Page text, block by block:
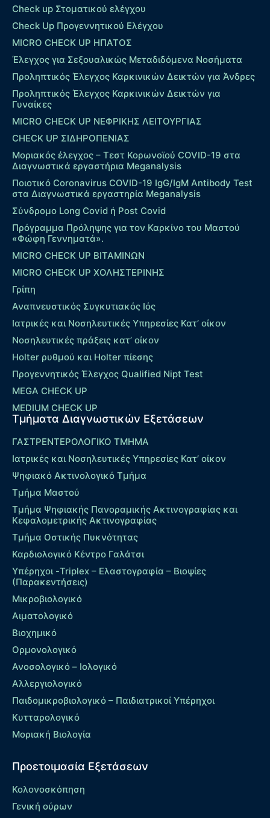
Check up Στοματικού ελέγχου
Check Up Προγεννητικού Ελέγχου
MICRO CHECK UP HΠΑΤΟΣ
Έλεγχος για Σεξουαλικώς Μεταδιδόμενα Νοσήματα
Προληπτικός Έλεγχος Καρκινικών Δεικτών για Άνδρες
Προληπτικός Έλεγχος Καρκινικών Δεικτών για
Γυναίκες
MICRO CHECK UP ΝΕΦΡΙΚΗΣ ΛΕΙΤΟΥΡΓΙΑΣ
CHECK UP ΣΙΔΗΡΟΠΕΝΙΑΣ
Μοριακός έλεγχος – Τεστ Κορωνοϊού COVID-19 στα
Διαγνωστικά εργαστήρια Meganalysis
Ποιοτικό Coronavirus COVID-19 IgG/IgM Antibody Test
στα Διαγνωστικά εργαστηρία Meganalysis
Σύνδρομο Long Covid ή Post Covid
Πρόγραμμα Πρόληψης για τον Καρκίνο του Μαστού
«Φώφη Γεννηματά».
MICRO CHECK UP ΒΙΤΑΜΙΝΩΝ
MICRO CHECK UP ΧΟΛΗΣΤΕΡΙΝΗΣ
Γρίπη
Αναπνευστικός Συγκυτιακός Ιός
Ιατρικές και Νοσηλευτικές Υπηρεσίες Κατ’ οίκον
Νοσηλευτικές πράξεις κατ’ οίκον
Holter ρυθμού και Holter πίεσης
Προγεννητικός Έλεγχος Qualified Nipt Test
MEGA CHECK UP
MEDIUM CHECK UP
Τμήματα Διαγνωστικών Εξετάσεων
ΓΑΣΤΡΕΝΤΕΡΟΛΟΓΙΚΟ ΤΜΗΜΑ
Ιατρικές και Νοσηλευτικές Υπηρεσίες Κατ’ οίκον
Ψηφιακό Ακτινολογικό Τμήμα
Τμήμα Μαστού
Τμήμα Ψηφιακής Πανοραμικής Ακτινογραφίας και
Κεφαλομετρικής Ακτινογραφίας
Τμήμα Οστικής Πυκνότητας
Καρδιολογικό Κέντρο Γαλάτσι
Υπέρηχοι -Triplex – Eλαστογραφία – Βιοψίες
(Παρακεντήσεις)
Μικροβιολογικό
Αιματολογικό
Βιοχημικό
Ορμονολογικό
Ανοσολογικό – Ιολογικό
Αλλεργιολογικό
Παιδομικροβιολογικό – Παιδιατρικοί Υπέρηχοι
Κυτταρολογικό
Μοριακή Βιολογία
Προετοιμασία Εξετάσεων
Κολονοσκόπηση
Γενική ούρων